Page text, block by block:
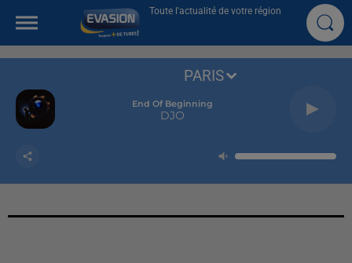
Toute l'actualité de votre région
End Of Beginning
DJO
PARIS